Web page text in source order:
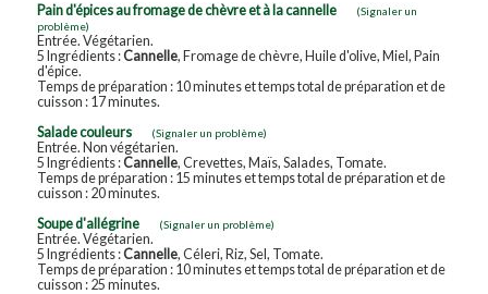
Pain d'épices au fromage de chèvre et à la cannelle
(Signaler un
problème)
Entrée. Végétarien.
5 Ingrédients :Cannelle, Fromage de chèvre, Huile d'olive, Miel, Pain
d'épice.
Temps de préparation : 10 minutes et temps total de préparation et de
cuisson : 17 minutes.
Salade couleurs
(Signaler un problème)
Entrée. Non végétarien.
5 Ingrédients :Cannelle, Crevettes, Maïs, Salades, Tomate.
Temps de préparation : 15 minutes et temps total de préparation et de
cuisson : 20 minutes.
Soupe d'allégrine
(Signaler un problème)
Entrée. Végétarien.
5 Ingrédients :Cannelle, Céleri, Riz, Sel, Tomate.
Temps de préparation : 10 minutes et temps total de préparation et de
cuisson : 25 minutes.